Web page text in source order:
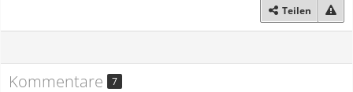
Teilen
Kommentare 7